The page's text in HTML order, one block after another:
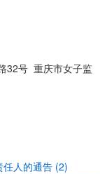
32号 重庆市女子监
人的通告 (2)